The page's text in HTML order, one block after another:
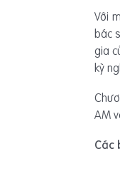
Với
bác
gia
kỳ
AM
Các